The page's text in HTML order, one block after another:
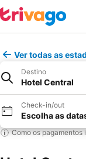
Ver todas as
Destino
Hotel Central
Check-in/out
Escolha as
Como os pagamentos